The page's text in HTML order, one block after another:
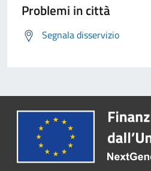
Problemi in città
Segnala disservizio